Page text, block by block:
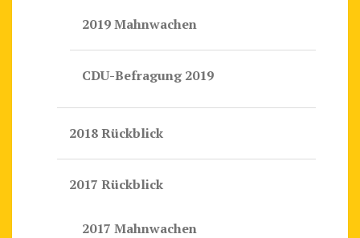
2019 Mahnwachen
CDU-Befragung 2019
2018 Rückblick
2017 Rückblick
2017 Mahnwachen